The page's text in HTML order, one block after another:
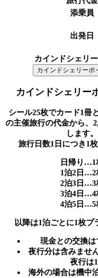
添乗員
出発日
カインドシェリ
カインドシェリーポ
カインドシェリー
シール25枚でカード1冊
の主催旅行の代金から、
します。
旅行日数1日につき1
日帰り…1
1泊2日…2
2泊3日…3
3泊4日…4
4泊5日…5
以降は1泊ごとに1枚プ
現金との交換は
夜行分は含みませ
夜行は1
海外の場合は機中